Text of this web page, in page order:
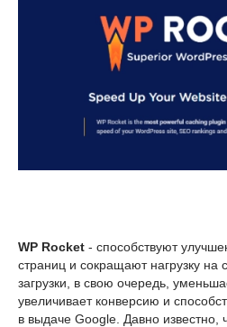
WP Rocket - способствуют
страниц и сокращают нагрузку на
загрузки, в свою очередь,
увеличивает конверсию и
в выдаче Google. Давно известно,